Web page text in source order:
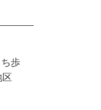
歩